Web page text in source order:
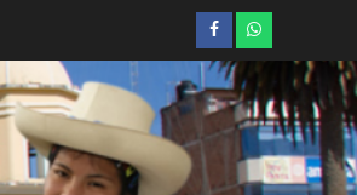
Facebookwhatsapp